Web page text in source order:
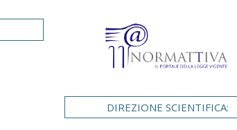
DIREZIONE SCIENTIFICA: